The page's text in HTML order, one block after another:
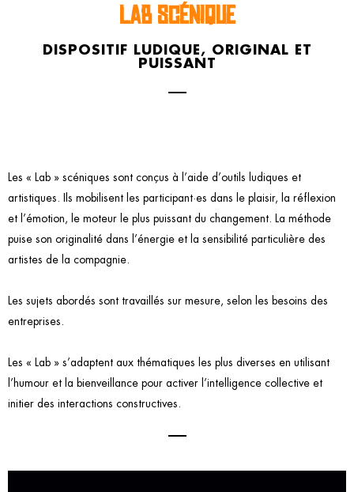
LAB SCÉNIQUE
DISPOSITIF LUDIQUE, ORIGINAL ET
PUISSANT
Les « Lab » scéniques sont conçus à l’aide d’outils ludiques et
artistiques. Ils mobilisent les participant·es dans le plaisir, la réflexion
et l’émotion, le moteur le plus puissant du changement. La méthode
puise son originalité dans l’énergie et la sensibilité particulière des
artistes de la compagnie.
Les sujets abordés sont travaillés sur mesure, selon les besoins des
entreprises.
Les « Lab » s’adaptent aux thématiques les plus diverses en utilisant
l’humour et la bienveillance pour activer l’intelligence collective et
initier des interactions constructives.